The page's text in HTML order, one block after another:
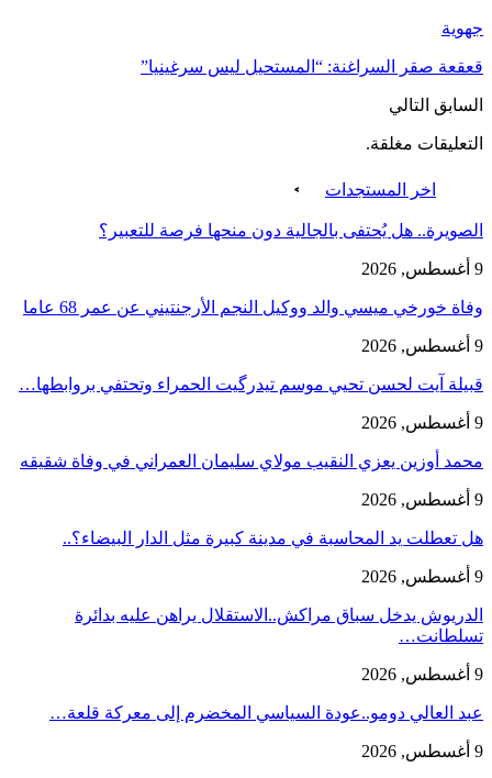
جهوية
قعقعة صقر السراغنة: “المستحيل ليس سرغينيا”
السابق التالي
التعليقات مغلقة.
اخر المستجدات
الصويرة.. هل يُحتفى بالجالية دون منحها فرصة للتعبير؟
9 أغسطس, 2026
وفاة خورخي ميسي والد ووكيل النجم الأرجنتيني عن عمر 68 عاما
9 أغسطس, 2026
قبيلة آيت لحسن تحيي موسم تيدرگيت الحمراء وتحتفي بروابطها…
9 أغسطس, 2026
محمد أوزين يعزي النقيب مولاي سليمان العمراني في وفاة شقيقه
9 أغسطس, 2026
هل تعطلت يد المحاسبة في مدينة كبيرة مثل الدار البيضاء؟..
9 أغسطس, 2026
الدريوش يدخل سباق مراكش..الاستقلال يراهن عليه بدائرة
تسلطانت…
9 أغسطس, 2026
عبد العالي دومو..عودة السياسي المخضرم إلى معركة قلعة…
9 أغسطس, 2026